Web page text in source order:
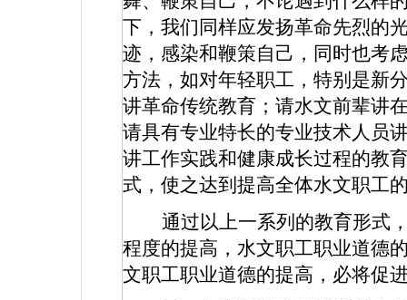
下，我们同样应发扬革命先烈的
迹，感染和鞭策自己，同时也考
方法，如对年轻职工，特别是新
讲革命传统教育；请水文前辈讲
请具有专业特长的专业技术人员
讲工作实践和健康成长过程的教
式，使之达到提高全体水文职工
通过以上一系列的教育形式
程度的提高，水文职工职业道德
文职工职业道德的提高，必将促